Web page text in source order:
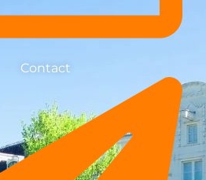
Contact